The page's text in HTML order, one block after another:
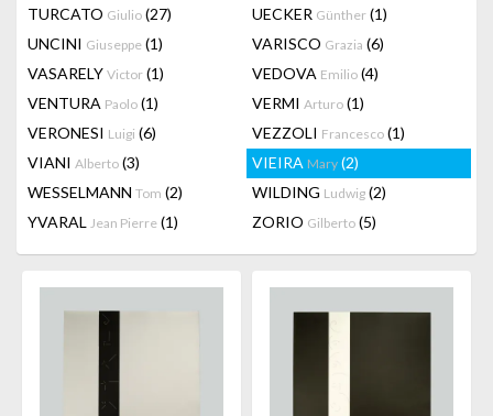
TURCATO Giulio (27) UECKER Günther (1)
UNCINI Giuseppe (1) VARISCO Grazia (6)
VASARELY Victor (1) VEDOVA Emilio (4)
VENTURA Paolo (1) VERMI Arturo (1)
VERONESI Luigi (6) VEZZOLI Francesco (1)
VIANI Alberto (3) VIEIRA Mary (2)
WESSELMANN Tom (2) WILDING Ludwig (2)
YVARAL Jean Pierre (1) ZORIO Gilberto (5)